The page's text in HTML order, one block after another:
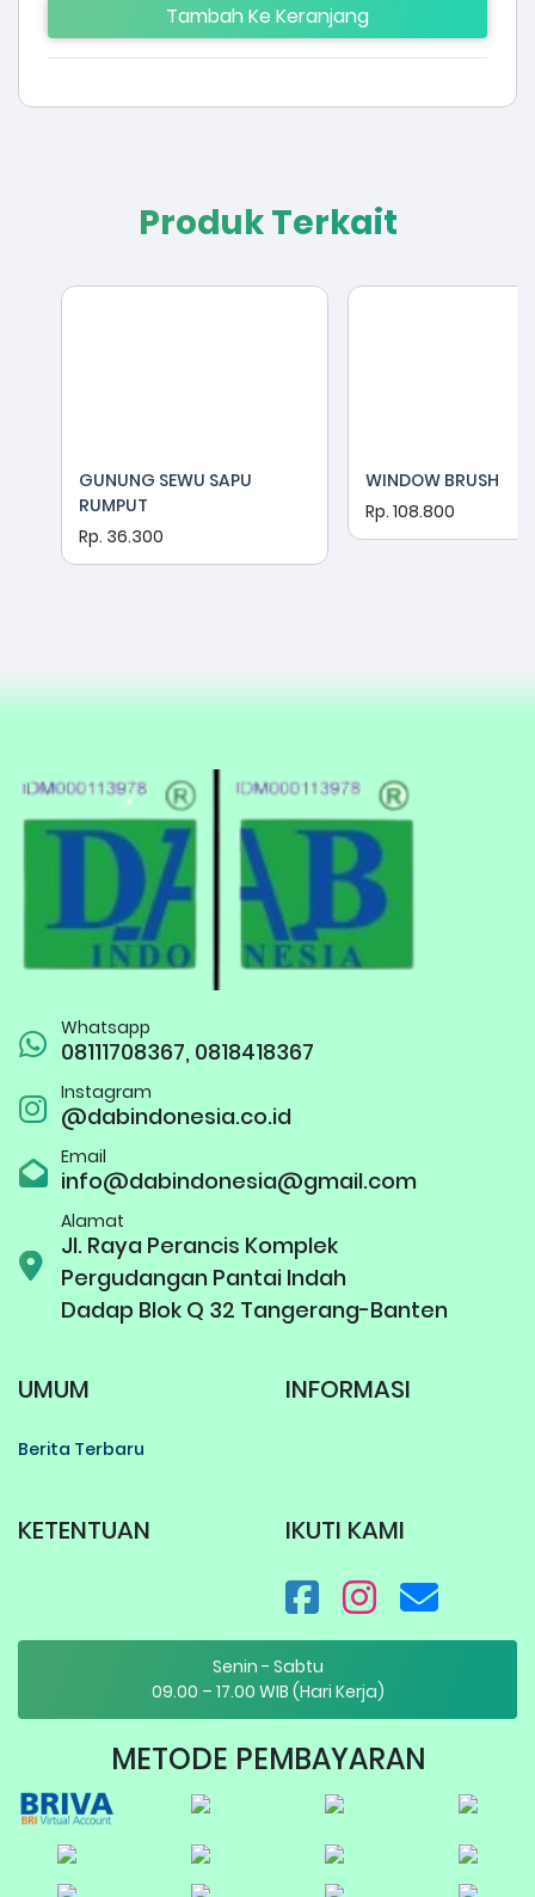
Tambah Ke Keranjang
Produk Terkait
GUNUNG SEWU SAPU
RUMPUT
Rp. 36.300
WINDOW BRUSH
Rp. 108.800
Whatsapp
08111708367, 0818418367
Instagram
@dabindonesia.co.id
Email
info@dabindonesia@gmail.com
Alamat
Jl. Raya Perancis Komplek
Pergudangan Pantai Indah
Dadap Blok Q 32 Tangerang-Banten
UMUM
Berita Terbaru
INFORMASI
KETENTUAN IKUTI KAMI
Senin - Sabtu
09.00 – 17.00 WIB (Hari Kerja)
METODE PEMBAYARAN